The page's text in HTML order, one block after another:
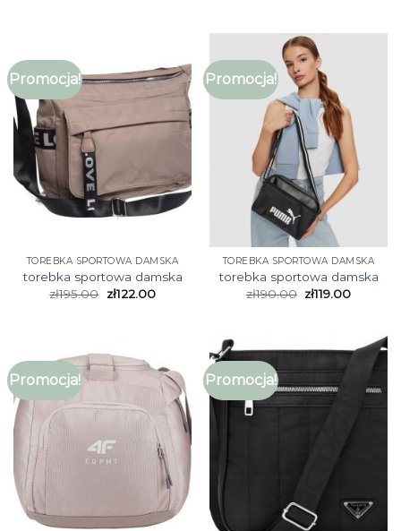
Promocja!
TOREBKA SPORTOWA DAMSKA
torebka sportowa damska
zł195.00 zł122.00
Promocja!
TOREBKA SPORTOWA DAMSKA
torebka sportowa damska
zł190.00 zł119.00
Promocja! Promocja!